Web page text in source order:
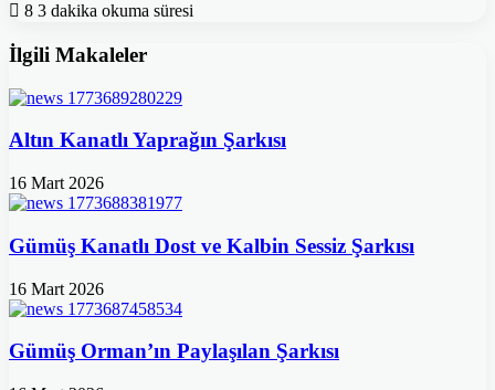
8 3 dakika okuma süresi
İlgili Makaleler
Altın Kanatlı Yaprağın Şarkısı
16 Mart 2026
Gümüş Kanatlı Dost ve Kalbin Sessiz Şarkısı
16 Mart 2026
Gümüş Orman’ın Paylaşılan Şarkısı